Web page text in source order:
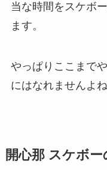
当な時間をスケボ
ます。
やっぱりここまで
にはなれませんよね
開心那 スケボー